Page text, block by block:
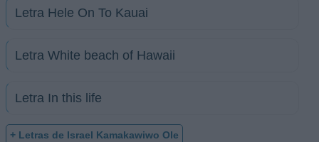
Letra Hele On To Kauai
Letra White beach of Hawaii
Letra In this life
+ Letras de Israel Kamakawiwo Ole